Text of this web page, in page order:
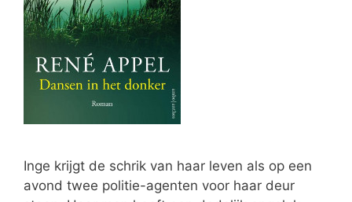
Inge krijgt de schrik van haar leven als op een
avond twee politie-agenten voor haar deur